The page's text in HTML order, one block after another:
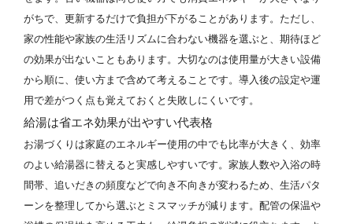
がちで、更新するだけで負担が下がることがあります。ただし、
家の性能や家族の生活リズムに合わない機器を選ぶと、期待ほど
の効果が出ないこともあります。大切なのは使用量が大きい設備
から順に、使い方まで含めて考えることです。導入後の設定や運
用で差がつく点も覚えておくと失敗しにくいです。
給湯は省エネ効果が出やすい代表格
お湯づくりは家庭のエネルギー使用の中でも比率が大きく、効率
のよい給湯器に替えると実感しやすいです。家族人数や入浴の時
間帯、追いだきの頻度などで向き不向きが変わるため、生活パタ
ーンを整理してから選ぶとミスマッチが減ります。配管の保温や